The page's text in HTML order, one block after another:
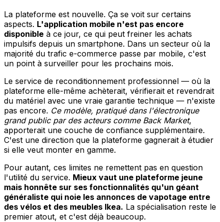
La plateforme est nouvelle. Ça se voit sur certains
aspects. L'application mobile n'est pas encore
disponible à ce jour, ce qui peut freiner les achats
impulsifs depuis un smartphone. Dans un secteur où la
majorité du trafic e-commerce passe par mobile, c'est
un point à surveiller pour les prochains mois.
Le service de reconditionnement professionnel — où la
plateforme elle-même achèterait, vérifierait et revendrait
du matériel avec une vraie garantie technique — n'existe
pas encore. Ce modèle, pratiqué dans l'électronique
grand public par des acteurs comme Back Market,
apporterait une couche de confiance supplémentaire.
C'est une direction que la plateforme gagnerait à étudier
si elle veut monter en gamme.
Pour autant, ces limites ne remettent pas en question
l'utilité du service. Mieux vaut une plateforme jeune
mais honnête sur ses fonctionnalités qu'un géant
généraliste qui noie les annonces de vapotage entre
des vélos et des meubles Ikea. La spécialisation reste le
premier atout, et c'est déjà beaucoup.